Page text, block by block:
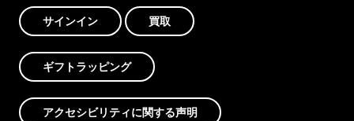
サインイン 買取
ギフトラッピング
アクセシビリティに関する声明